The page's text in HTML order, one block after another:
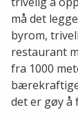
må det
byrom,
restaurant
fra 1000
det er gøy å